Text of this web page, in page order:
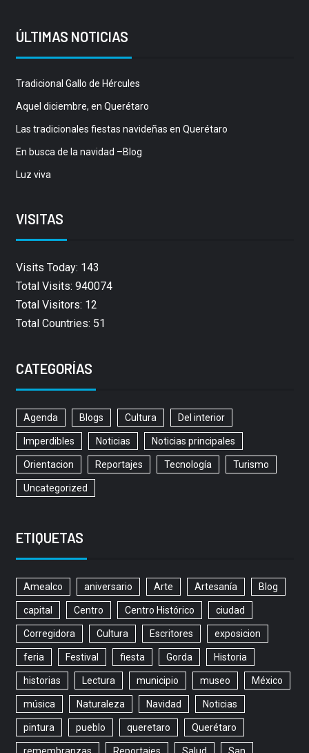
ÚLTIMAS NOTICIAS
Tradicional Gallo de Hércules
Aquel diciembre, en Querétaro
Las tradicionales fiestas navideñas en Querétaro
En busca de la navidad –Blog
Luz viva
VISITAS
Visits Today: 143
Total Visits: 940074
Total Visitors: 12
Total Countries: 51
CATEGORÍAS
Agenda Blogs Cultura Del interior
Imperdibles Noticias Noticias principales
Orientacion Reportajes Tecnología Turismo
Uncategorized
ETIQUETAS
Amealco aniversario Arte Artesanía Blog
capital Centro Centro Histórico ciudad
Corregidora Cultura Escritores exposicion
feria Festival fiesta Gorda Historia
historias Lectura municipio museo México
música Naturaleza Navidad Noticias
pintura pueblo queretaro Querétaro